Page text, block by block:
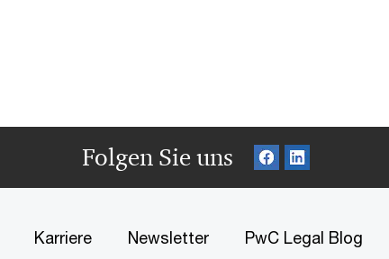
Folgen Sie uns
Karriere Newsletter PwC Legal Blog